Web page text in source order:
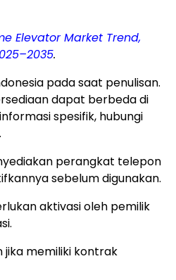
Elevator Market Trend,
.
pada saat penulisan.
dapat berbeda di
spesifik, hubungi
perangkat telepon
sebelum digunakan.
aktivasi oleh pemilik
jika memiliki kontrak